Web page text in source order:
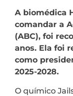
A biomédica
comandar a
(ABC), foi
anos. Ela foi
como
2025-2028.
O químico